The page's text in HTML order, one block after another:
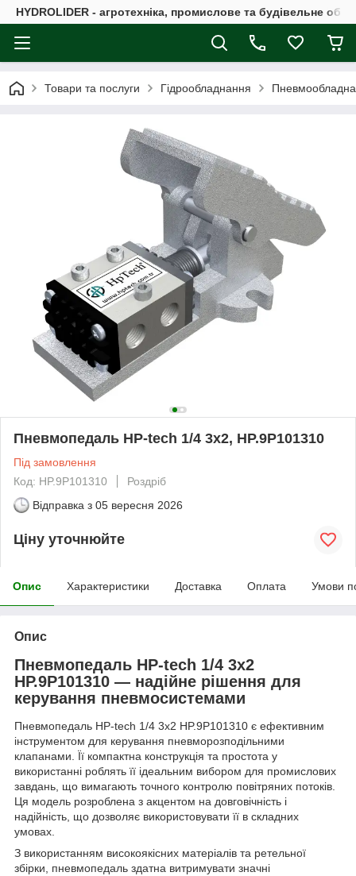
HYDROLIDER - агротехніка, промислове та будівельне
Товари та послуги Гідрообладнання
Пневмопедаль HP-tech 1/4 3x2, HP.9P101310
Під замовлення
Код: HP.9P101310
Роздріб
Відправка з 05 вересня 2026
Ціну уточнюйте
Опис Характеристики Доставка Оплата Умови
Опис
Пневмопедаль HP-tech 1/4 3x2
HP.9P101310 — надійне рішення для
керування пневмосистемами
Пневмопедаль HP-tech 1/4 3x2 HP.9P101310 є ефективним
інструментом для керування пневморозподільними
клапанами. Її компактна конструкція та простота у
використанні роблять її ідеальним вибором для промислових
завдань, що вимагають точного контролю повітряних потоків.
Ця модель розроблена з акцентом на довговічність і
надійність, що дозволяє використовувати її в складних
умовах.
З використанням високоякісних матеріалів та ретельної
збірки, пневмопедаль здатна витримувати значні